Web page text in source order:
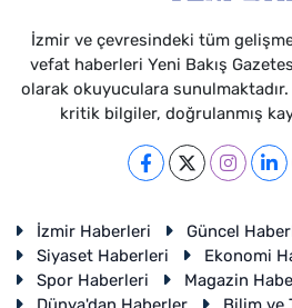
İzmir ve çevresindeki tüm
vefat haberleri Yeni Bakış
olarak okuyuculara
kritik bilgiler, doğrulanmış
İzmir Haberleri
Güncel
Siyaset Haberleri
Ekonomi
Spor Haberleri
Magazin